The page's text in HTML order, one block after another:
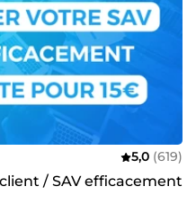
5,0 (619)
/ SAV efficacement